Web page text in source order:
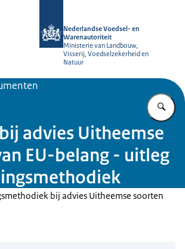
Nederlandse Voedsel- en
Warenautoriteit
Ministerie van Landbouw,
Visserij, Voedselzekerheid en
Natuur
advies Uitheemse
EU-belang - uitleg
bij advies Uitheemse soorten